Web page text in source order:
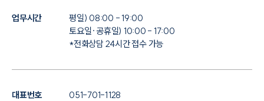
업무시간
평일) 08:00 - 19:00
토요일·공휴일) 10:00 - 17:00
*전화상담 24시간 접수 가능
대표번호 051-701-1128